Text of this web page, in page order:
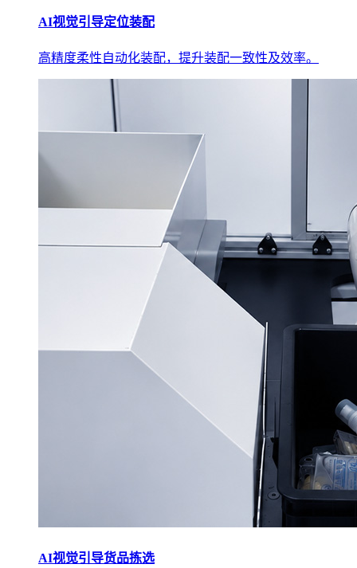
AI视觉引导定位装配
高精度柔性自动化装配，提升装配一致性及效率。
AI视觉引导货品拣选